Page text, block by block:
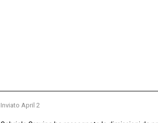
Inviato April 2